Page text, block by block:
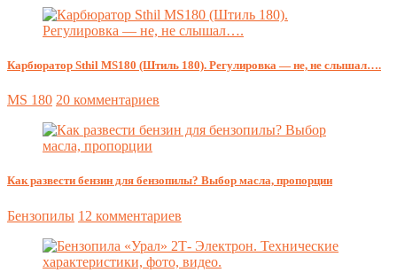
Карбюратор Sthil MS180 (Штиль 180). Регулировка — не, не слышал….
MS 180 20 комментариев
Как развести бензин для бензопилы? Выбор масла, пропорции
Бензопилы 12 комментариев